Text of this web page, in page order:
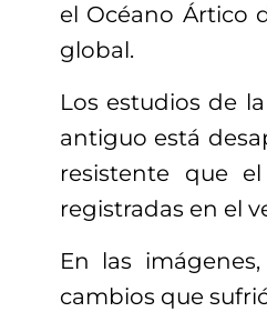
el Océano Ártico
global.
Los estudios de
antiguo está
resistente que
registradas en el
En las
cambios que